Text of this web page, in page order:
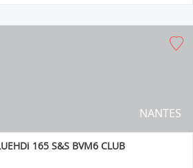
NANTES
165 S&S BVM6 CLUB